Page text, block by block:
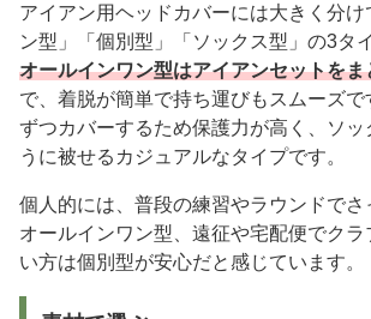
アイアン用ヘッドカバーには大きく分け
ン型」「個別型」「ソックス型」の3タ
オールインワン型はアイアンセットを
で、着脱が簡単で持ち運びもスムーズ
ずつカバーするため保護力が高く、ソッ
うに被せるカジュアルなタイプです。
個人的には、普段の練習やラウンドでさ
オールインワン型、遠征や宅配便でク
い方は個別型が安心だと感じています。